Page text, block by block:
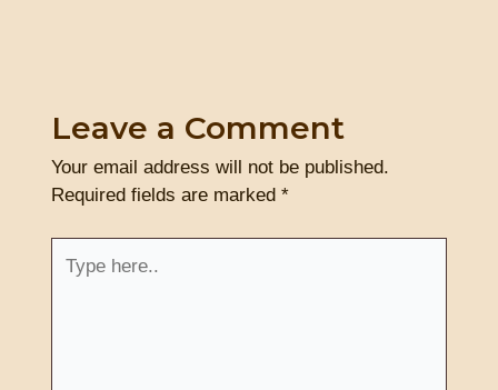
Leave a Comment
Your email address will not be published.
Required fields are marked *
here..